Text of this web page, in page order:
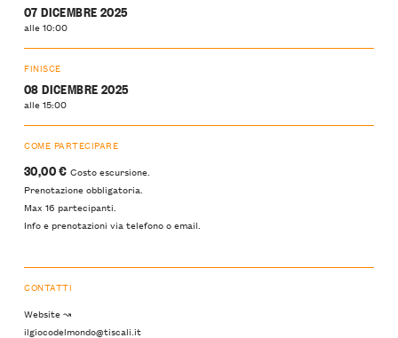
07 DICEMBRE 2025
alle 10:00
FINISCE
08 DICEMBRE 2025
alle 15:00
COME PARTECIPARE
30,00 € Costo escursione.
Prenotazione obbligatoria.
Max 16 partecipanti.
Info e prenotazioni via telefono o email.
CONTATTI
Website ↝
ilgiocodelmondo@tiscali.it